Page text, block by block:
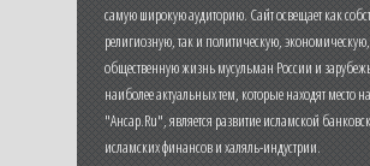
самую широкую аудиторию. Сайт освещает как
религиозную, так и политическую, экономическую,
общественную жизнь мусульман России и
наиболее актуальных тем, которые находят место
"Ансар.Ru", является развитие исламской
исламских финансов и халяль-индустрии.